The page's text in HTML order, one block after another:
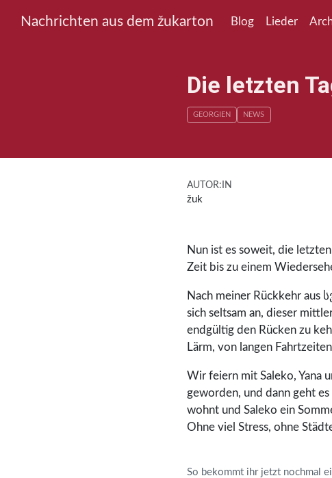
Nachrichten aus dem žukarton Blog Lieder
Die letzten
GEORGIEN NEWS
AUTOR:IN
žuk
Nun ist es soweit, die
Zeit bis zu einem
Nach meiner Rückkehr aus
sich seltsam an, dieser
endgültig den Rücken zu
Lärm, von langen
Wir feiern mit Saleko, Yana
geworden, und dann geht
wohnt und Saleko ein
Ohne viel Stress, ohne
So bekommt ihr jetzt nochmal